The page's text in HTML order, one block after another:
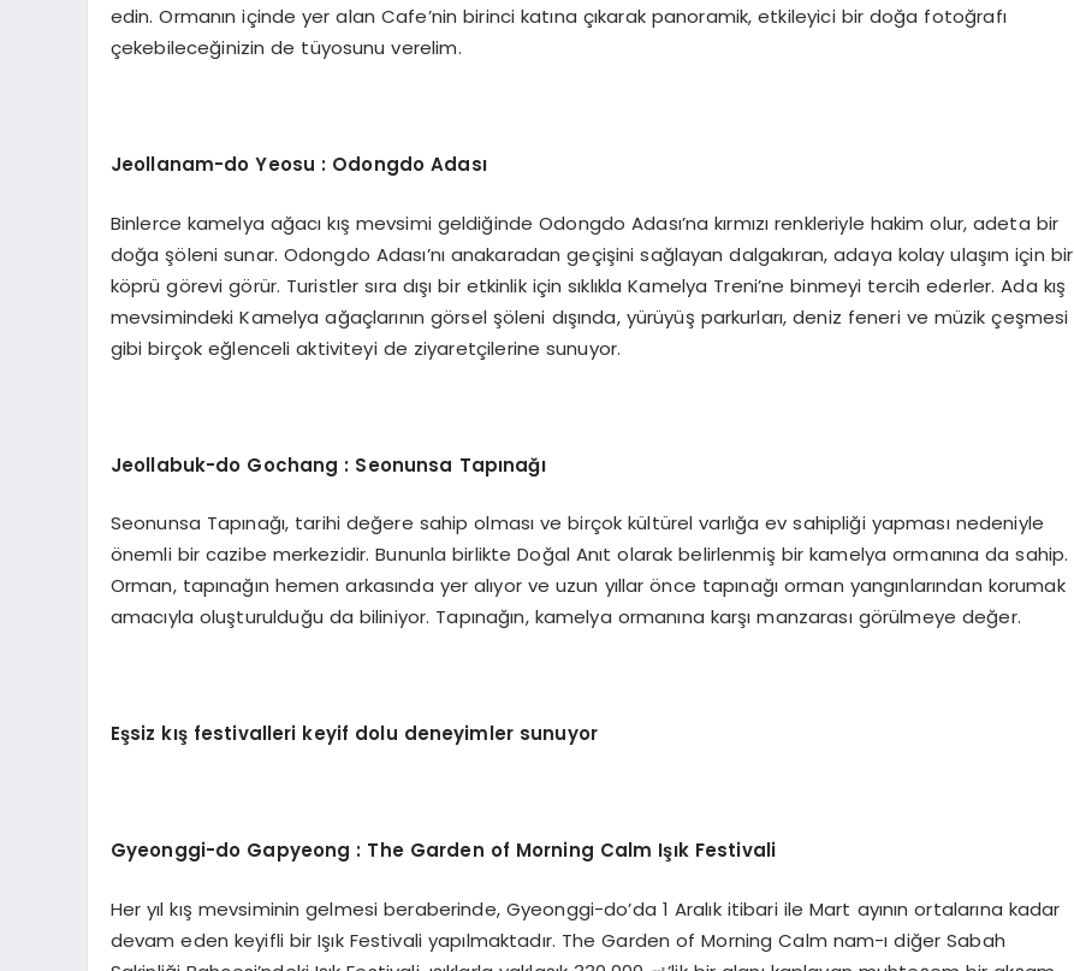
edin. Ormanın içinde yer alan Cafe’nin birinci katına çıkarak panoramik, etkileyici bir doğa fotoğrafı
çekebileceğinizin de tüyosunu verelim.
Jeollanam-do Yeosu : Odongdo Adası
Binlerce kamelya ağacı kış mevsimi geldiğinde Odongdo Adası’na kırmızı renkleriyle hakim olur, adeta bir
doğa şöleni sunar. Odongdo Adası’nı anakaradan geçişini sağlayan dalgakıran, adaya kolay ulaşım için bir
köprü görevi görür. Turistler sıra dışı bir etkinlik için sıklıkla Kamelya Treni’ne binmeyi tercih ederler. Ada kış
mevsimindeki Kamelya ağaçlarının görsel şöleni dışında, yürüyüş parkurları, deniz feneri ve müzik çeşmesi
gibi birçok eğlenceli aktiviteyi de ziyaretçilerine sunuyor.
Jeollabuk-do Gochang : Seonunsa Tapınağı
Seonunsa Tapınağı, tarihi değere sahip olması ve birçok kültürel varlığa ev sahipliği yapması nedeniyle
önemli bir cazibe merkezidir. Bununla birlikte Doğal Anıt olarak belirlenmiş bir kamelya ormanına da sahip.
Orman, tapınağın hemen arkasında yer alıyor ve uzun yıllar önce tapınağı orman yangınlarından korumak
amacıyla oluşturulduğu da biliniyor. Tapınağın, kamelya ormanına karşı manzarası görülmeye değer.
Eşsiz kış festivalleri keyif dolu deneyimler sunuyor
Gyeonggi-do Gapyeong : The Garden of Morning Calm Işık Festivali
Her yıl kış mevsiminin gelmesi beraberinde, Gyeonggi-do’da 1 Aralık itibari ile Mart ayının ortalarına kadar
devam eden keyifli bir Işık Festivali yapılmaktadır. The Garden of Morning Calm nam-ı diğer Sabah